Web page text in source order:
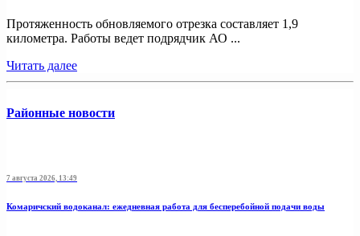
Протяженность обновляемого отрезка составляет 1,9
километра. Работы ведет подрядчик АО ...
Читать далее
Районные новости
7 августа 2026, 13:49
Комаричский водоканал: ежедневная работа для бесперебойной подачи воды